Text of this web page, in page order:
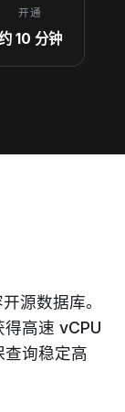
开通
10 分钟
源数据库。
得高速 vCPU
询稳定高